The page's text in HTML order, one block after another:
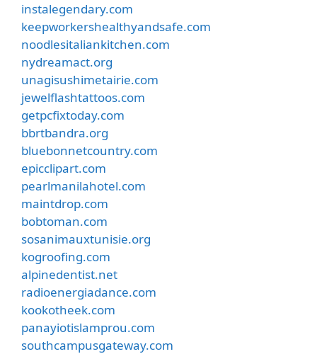
instalegendary.com
keepworkershealthyandsafe.com
noodlesitaliankitchen.com
nydreamact.org
unagisushimetairie.com
jewelflashtattoos.com
getpcfixtoday.com
bbrtbandra.org
bluebonnetcountry.com
epicclipart.com
pearlmanilahotel.com
maintdrop.com
bobtoman.com
sosanimauxtunisie.org
kogroofing.com
alpinedentist.net
radioenergiadance.com
kookotheek.com
panayiotislamprou.com
southcampusgateway.com